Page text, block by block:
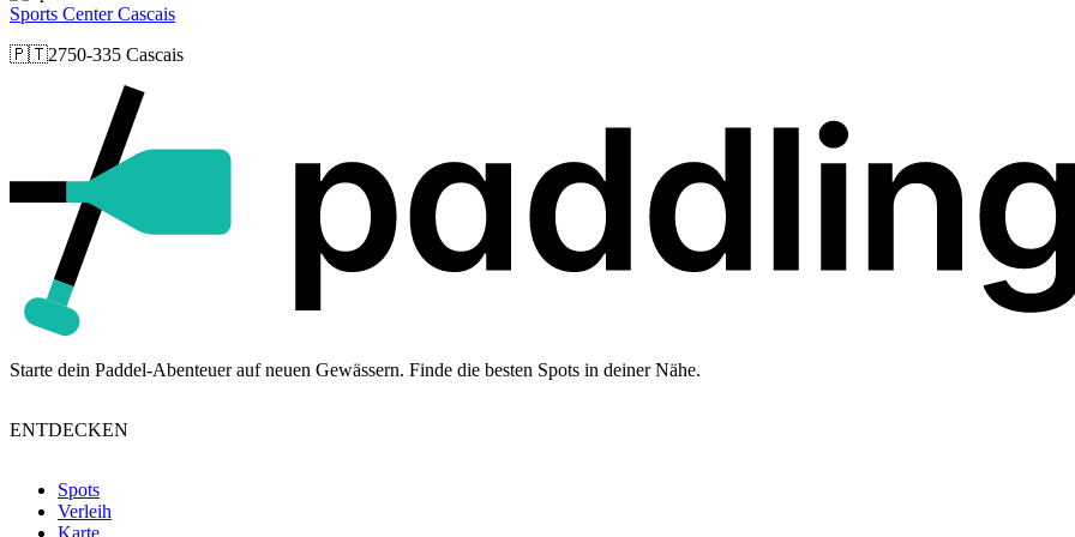
Sports Center Cascais
🇵🇹2750-335 Cascais
Starte dein Paddel-Abenteuer auf neuen Gewässern. Finde die besten Spots in deiner Nähe.
ENTDECKEN
Spots
Verleih